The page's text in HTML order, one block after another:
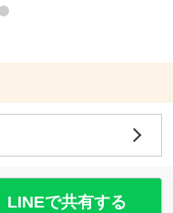
LINEで共有する